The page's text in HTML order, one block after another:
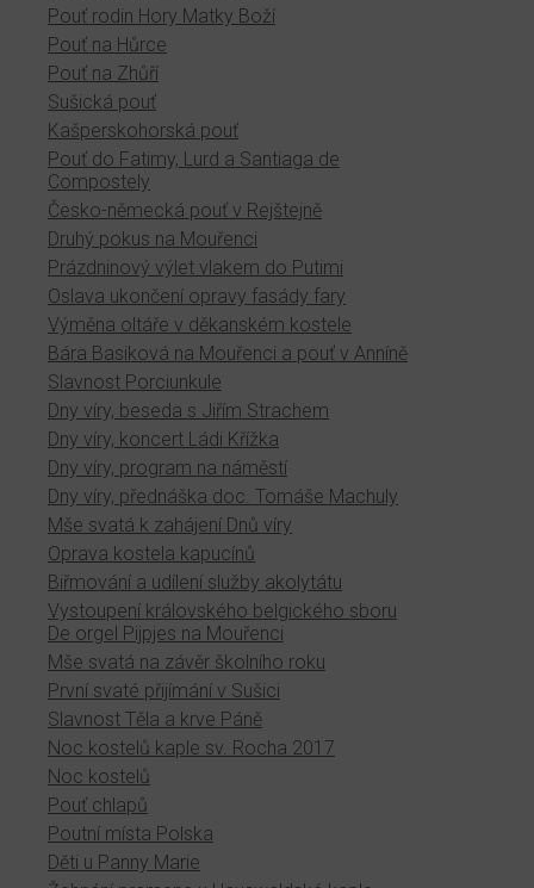
Pouť rodin Hory Matky Boží
Pouť na Hůrce
Pouť na Zhůří
Sušická pouť
Kašperskohorská pouť
Pouť do Fatimy, Lurd a Santiaga de
Compostely
Česko-německá pouť v Rejštejně
Druhý pokus na Mouřenci
Prázdninový výlet vlakem do Putimi
Oslava ukončení opravy fasády fary
Výměna oltáře v děkanském kostele
Bára Basiková na Mouřenci a pouť v Anníně
Slavnost Porciunkule
Dny víry, beseda s Jiřím Strachem
Dny víry, koncert Ládi Křížka
Dny víry, program na náměstí
Dny víry, přednáška doc. Tomáše Machuly
Mše svatá k zahájení Dnů víry
Oprava kostela kapucínů
Biřmování a udílení služby akolytátu
Vystoupení královského belgického sboru
De orgel Pijpjes na Mouřenci
Mše svatá na závěr školního roku
První svaté přijímání v Sušici
Slavnost Těla a krve Páně
Noc kostelů kaple sv. Rocha 2017
Noc kostelů
Pouť chlapů
Poutní místa Polska
Děti u Panny Marie